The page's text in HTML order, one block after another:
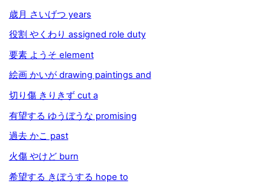
歳月 さいげつ years
役割 やくわり assigned role duty
要素 ようそ element
絵画 かいが drawing paintings and
切り傷 きりきず cut a
有望する ゆうぼうな promising
過去 かこ past
火傷 やけど burn
希望する きぼうする hope to